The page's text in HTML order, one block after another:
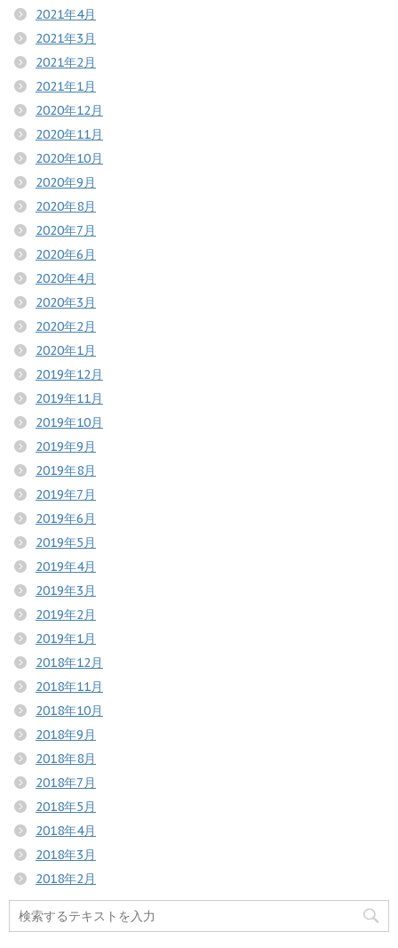
2021年4月
2021年3月
2021年2月
2021年1月
2020年12月
2020年11月
2020年10月
2020年9月
2020年8月
2020年7月
2020年6月
2020年4月
2020年3月
2020年2月
2020年1月
2019年12月
2019年11月
2019年10月
2019年9月
2019年8月
2019年7月
2019年6月
2019年5月
2019年4月
2019年3月
2019年2月
2019年1月
2018年12月
2018年11月
2018年10月
2018年9月
2018年8月
2018年7月
2018年5月
2018年4月
2018年3月
2018年2月